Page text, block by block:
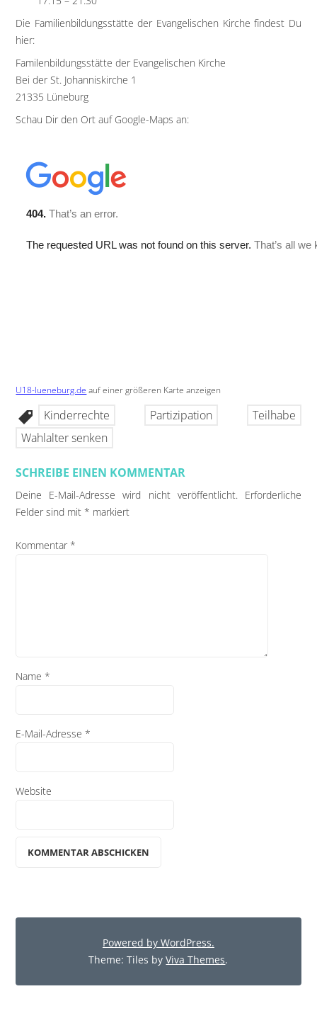
Die Familienbildungsstätte der Evangelischen Kirche findest Du
hier:
Familenbildungsstätte der Evangelischen Kirche
Bei der St. Johanniskirche 1
21335 Lüneburg
Schau Dir den Ort auf Google-Maps an:
U18-lueneburg.de auf einer größeren Karte anzeigen
Kinderrechte Partizipation
Teilhabe
Wahlalter senken
SCHREIBE EINEN KOMMENTAR
Deine E-Mail-Adresse wird nicht veröffentlicht.
Erforderliche
Felder sind mit* markiert
Kommentar*
Name*
E-Mail-Adresse*
Website
Powered by WordPress.
Theme: Tiles byViva Themes.